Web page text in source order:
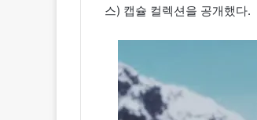
스) 캡슐 컬렉션을 공개했다.